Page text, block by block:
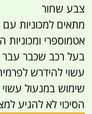
צבע שחור
מתאים למכוניות עם
אטמוספרי
בעל רכב שכבר עבר
שימוש במנעול
הסיכוי לא להגיע